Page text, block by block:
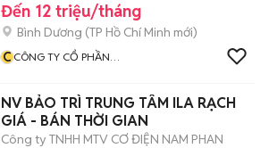
Đến 12 triệu/tháng
Bình Dương (TP Hồ Chí Minh mới)
CCÔNG TY CỔ PHẦN
NV BẢO TRÌ TRUNG TÂM ILA RẠCH
GIÁ - BÁN THỜI GIAN
Công ty TNHH MTV CƠ ĐIỆN NAM PHAN